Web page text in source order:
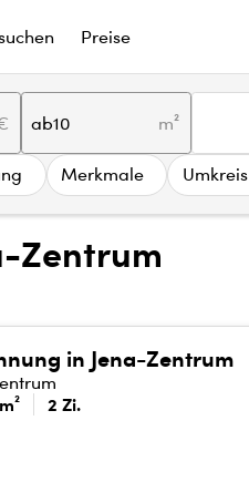
Preise
ab m²
Merkmale Umkreis
Zentrum
in Jena-Zentrum
2 Zi.